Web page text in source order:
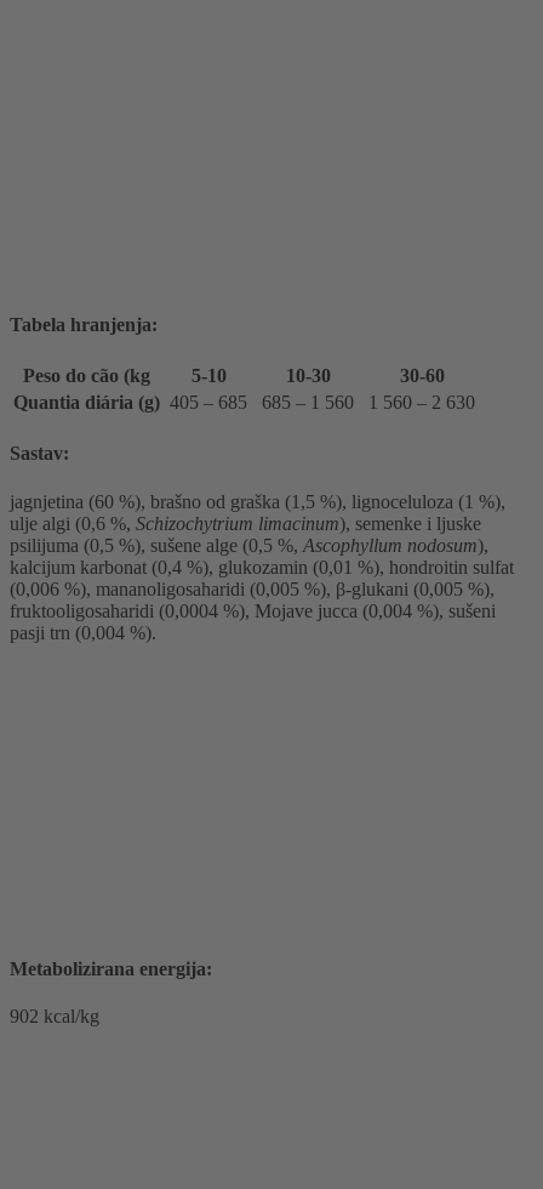
Tabela hranjenja:
Peso do cão (kg 5-10 10-30
30-60
Quantia diária (g) 405 – 685 685 – 1 560 1 560 – 2 630
Sastav:
jagnjetina (60 %), brašno od graška (1,5 %), lignoceluloza (1 %),
ulje algi (0,6 %, Schizochytrium limacinum), semenke i ljuske
psilijuma (0,5 %), sušene alge (0,5 %, Ascophyllum nodosum),
kalcijum karbonat (0,4 %), glukozamin (0,01 %), hondroitin sulfat
(0,006 %), mananoligosaharidi (0,005 %), β-glukani (0,005 %),
fruktooligosaharidi (0,0004 %), Mojave jucca (0,004 %), sušeni
pasji trn (0,004 %).
Metabolizirana energija:
902 kcal/kg